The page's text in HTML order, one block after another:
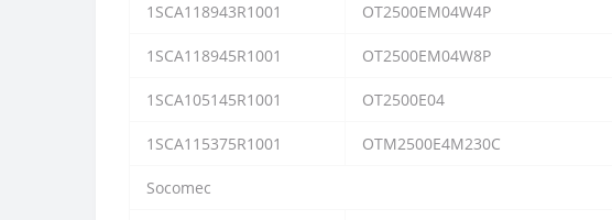
1SCA118943R1001 OT2500EM04W4P
1SCA118945R1001 OT2500EM04W8P
1SCA105145R1001 OT2500E04
1SCA115375R1001 OTM2500E4M230C
Socomec